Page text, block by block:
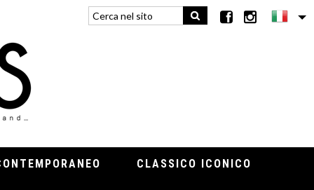
CLASSICO ICONICO